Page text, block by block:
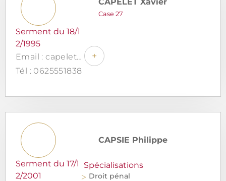
Case 27
Serment du 18/1
2/1995
Email : capeletx@aol.com
Tél : 0625551838
+
CAPSIE Philippe
Serment du 17/1
2/2001
Spécialisations
Droit pénal